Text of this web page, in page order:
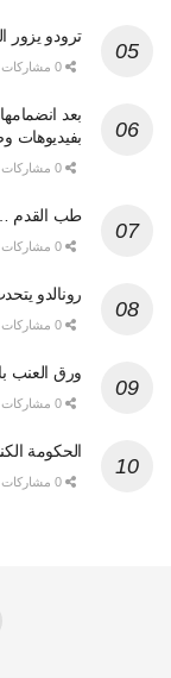
ترودو يزور
بعد
بفيديوهات
طب القدم
رونالدو
ورق العنب
الحكومة